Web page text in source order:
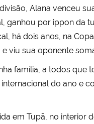
Alana venceu
ganhou por ippon da
há dois anos, na
viu sua oponente
família, a todos
do ano e
em Tupã, no interior